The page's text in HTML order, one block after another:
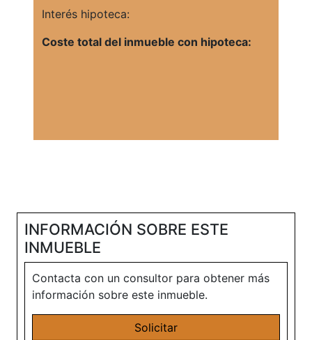
Interés hipoteca:
Coste total del inmueble con hipoteca:
INFORMACIÓN SOBRE ESTE
INMUEBLE
Contacta con un consultor para obtener más
información sobre este inmueble.
Solicitar